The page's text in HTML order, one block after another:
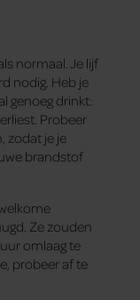
normaal. Je lijf
nodig. Heb je
genoeg drinkt:
Probeer
zodat je je
brandstof
Ze zouden
omlaag te
probeer af te